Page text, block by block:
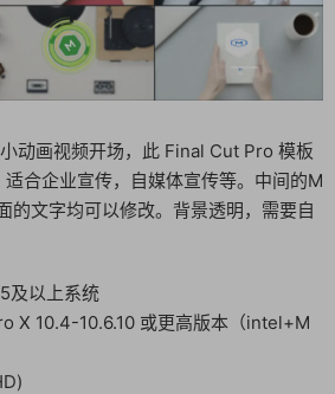
小动画视频开场，此 Final Cut Pro 模板
合企业宣传，自媒体宣传等。中间的M
的文字均可以修改。背景透明，需要自
及以上系统
X 10.4-10.6.10 或更高版本（intel+M